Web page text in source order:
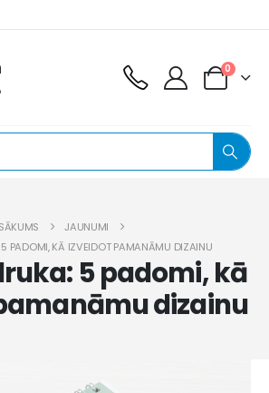
0
SĀKUMS
JAUNUMI
PADOMI, KĀ IZVEIDOT PAMANĀMU DIZAINU
5 padomi, kā
dizainu